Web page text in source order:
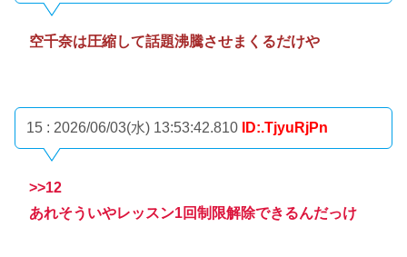
空千奈は圧縮して話題沸騰させまくるだけや
15 : 2026/06/03(水) 13:53:42.810 ID:.TjyuRjPn
>>12
あれそういやレッスン1回制限解除できるんだっけ